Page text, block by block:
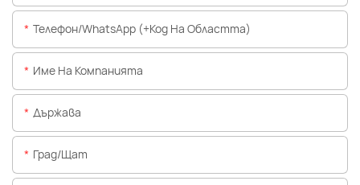
Телефон/WhatsApp (+Код На Областта)
Име На Компанията
Държава
Град/щат